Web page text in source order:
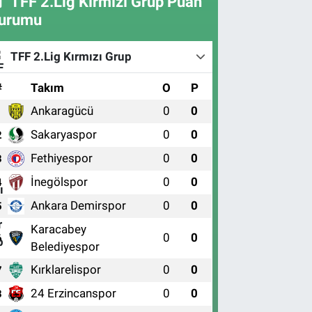
TFF 2.Lig Kırmızı Grup
Takım O P
Ankaragücü 0 0
Sakaryaspor 0 0
Fethiyespor 0 0
İnegölspor 0 0
Ankara Demirspor 0 0
Karacabey
Belediyespor
0 0
Kırklarelispor 0 0
24 Erzincanspor 0 0